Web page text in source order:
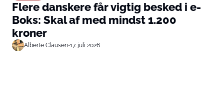
Flere danskere får vigtig besked i e-
Boks: Skal af med mindst 1.200
kroner
Alberte Clausen•17. juli 2026